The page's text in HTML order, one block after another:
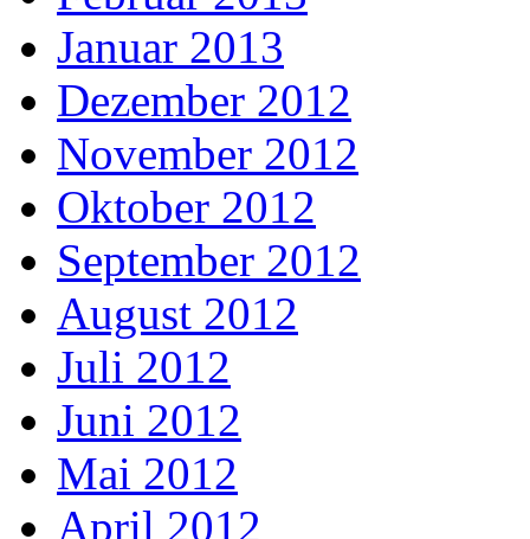
Januar 2013
Dezember 2012
November 2012
Oktober 2012
September 2012
August 2012
Juli 2012
Juni 2012
Mai 2012
April 2012